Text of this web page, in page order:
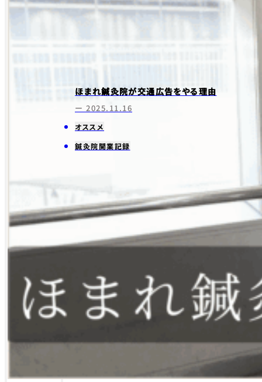
ほまれ鍼灸院が交通広告をやる理由
ー 2025.11.16
オススメ
鍼灸院開業記録